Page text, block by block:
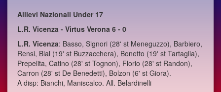
Allievi Nazionali Under 17
L.R. Vicenza - Virtus Verona 6 - 0
L.R. Vicenza: Basso, Signori (28' st Meneguzzo), Barbiero,
Rensi, Blal (19' st Buzzacchera), Bonetto (19' st Tartaglia),
Prepelita, Catino (28' st Tognon), Florio (28' st Randon),
Carron (28' st De Benedetti), Bolzon (6' st Giora).
A disp: Bianchi, Maniscalco. All. Belardinelli